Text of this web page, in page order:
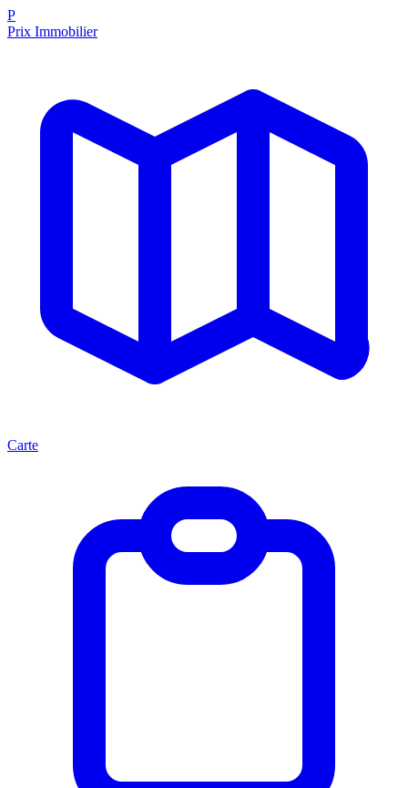
P
Prix Immobilier
Carte